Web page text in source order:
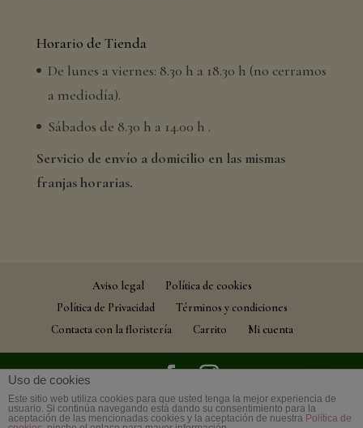
Horario de Tienda
De lunes a viernes: 8.30 h a 18.30 h (no cerramos
a mediodía).
Sábados de 8.30 h a 14.00 h .
Servicio de envío a domicilio en las mismas
franjas horarias.
Aviso legal
Política de cookies
Política de Privacidad
Términos y condiciones
Contacta con la floristería
Carrito Mi cuenta
© Floristería Muscari Chabrera | Todos los
Uso de cookies
Este sitio web utiliza cookies para que usted tenga la mejor experiencia de
usuario. Si continúa navegando está dando su consentimiento para la
aceptación de las mencionadas cookies y la aceptación de nuestra Política de